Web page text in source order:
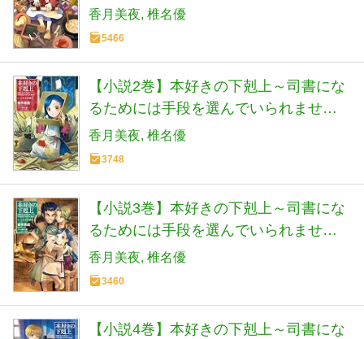
～第一部「兵士の娘1」
香月美夜 椎名優
5466
【小説2巻】本好きの下剋上～司書にな
るためには手段を選んでいられません
～第一部「兵士の娘2」
香月美夜 椎名優
3748
【小説3巻】本好きの下剋上～司書にな
るためには手段を選んでいられません
～第一部「兵士の娘3」
香月美夜 椎名優
3460
【小説4巻】本好きの下剋上～司書にな